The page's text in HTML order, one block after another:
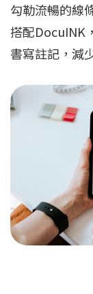
勾勒流暢的線
搭配DocuINK
書寫註記，減